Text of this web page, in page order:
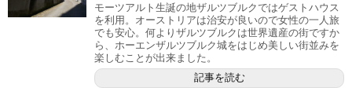
モーツアルト生誕の地ザルツブルクではゲストハウス
を利用。オーストリアは治安が良いので女性の一人旅
でも安心。何よりザルツブルクは世界遺産の街ですか
ら、ホーエンザルツブルク城をはじめ美しい街並みを
楽しむことが出来ました。
記事を読む